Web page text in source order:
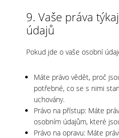
9. Vaše práva
údajů
Pokud jde o vaše osobní
Máte právo vědět, proč
potřebné, co se s nimi
uchovány.
Právo na přístup: Máte
osobním údajům, které
Právo na opravu: Máte